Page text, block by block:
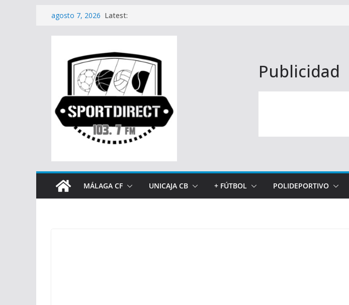
Saltaragosto 7, 2026 Latest:
Publicidad
MÁLAGA CF UNICAJA CB + FÚTBOL POLIDEPORTIVO